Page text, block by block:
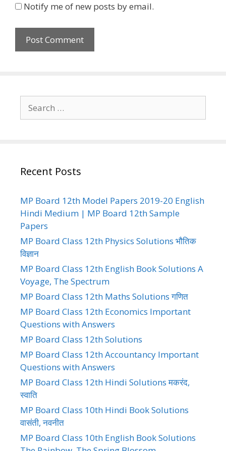
Notify me of new posts by email.
for:
Recent Posts
MP Board 12th Model Papers 2019-20 English
Hindi Medium | MP Board 12th Sample
Papers
MP Board Class 12th Physics Solutions भौतिक
विज्ञान
MP Board Class 12th English Book Solutions A
Voyage, The Spectrum
MP Board Class 12th Maths Solutions गणित
MP Board Class 12th Economics Important
Questions with Answers
MP Board Class 12th Solutions
MP Board Class 12th Accountancy Important
Questions with Answers
MP Board Class 12th Hindi Solutions मकरंद,
स्वाति
MP Board Class 10th Hindi Book Solutions
वासंती, नवनीत
MP Board Class 10th English Book Solutions